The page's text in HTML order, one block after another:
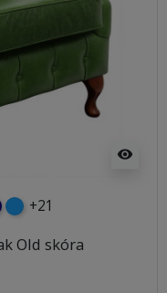
visibility
niebieski
+21
Old skóra